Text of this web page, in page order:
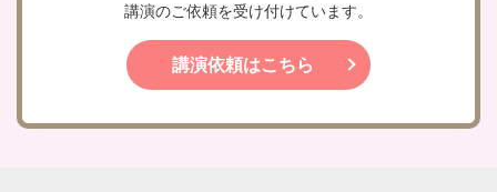
講演のご依頼を受け付けています。
講演依頼はこちら